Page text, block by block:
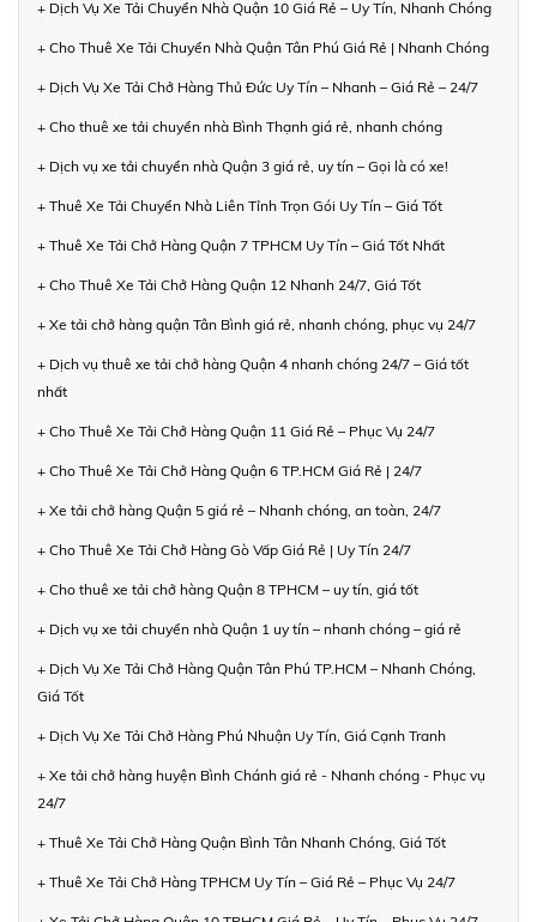
+ Dịch Vụ Xe Tải Chuyển Nhà Quận 10 Giá Rẻ – Uy Tín, Nhanh Chóng
+ Cho Thuê Xe Tải Chuyển Nhà Quận Tân Phú Giá Rẻ | Nhanh Chóng
+ Dịch Vụ Xe Tải Chở Hàng Thủ Đức Uy Tín – Nhanh – Giá Rẻ – 24/7
+ Cho thuê xe tải chuyển nhà Bình Thạnh giá rẻ, nhanh chóng
+ Dịch vụ xe tải chuyển nhà Quận 3 giá rẻ, uy tín – Gọi là có xe!
+ Thuê Xe Tải Chuyển Nhà Liên Tỉnh Trọn Gói Uy Tín – Giá Tốt
+ Thuê Xe Tải Chở Hàng Quận 7 TPHCM Uy Tín – Giá Tốt Nhất
+ Cho Thuê Xe Tải Chở Hàng Quận 12 Nhanh 24/7, Giá Tốt
+ Xe tải chở hàng quận Tân Bình giá rẻ, nhanh chóng, phục vụ 24/7
+ Dịch vụ thuê xe tải chở hàng Quận 4 nhanh chóng 24/7 – Giá tốt
nhất
+ Cho Thuê Xe Tải Chở Hàng Quận 11 Giá Rẻ – Phục Vụ 24/7
+ Cho Thuê Xe Tải Chở Hàng Quận 6 TP.HCM Giá Rẻ | 24/7
+ Xe tải chở hàng Quận 5 giá rẻ – Nhanh chóng, an toàn, 24/7
+ Cho Thuê Xe Tải Chở Hàng Gò Vấp Giá Rẻ | Uy Tín 24/7
+ Cho thuê xe tải chở hàng Quận 8 TPHCM – uy tín, giá tốt
+ Dịch vụ xe tải chuyển nhà Quận 1 uy tín – nhanh chóng – giá rẻ
+ Dịch Vụ Xe Tải Chở Hàng Quận Tân Phú TP.HCM – Nhanh Chóng,
Giá Tốt
+ Dịch Vụ Xe Tải Chở Hàng Phú Nhuận Uy Tín, Giá Cạnh Tranh
+ Xe tải chở hàng huyện Bình Chánh giá rẻ - Nhanh chóng - Phục vụ
24/7
+ Thuê Xe Tải Chở Hàng Quận Bình Tân Nhanh Chóng, Giá Tốt
+ Thuê Xe Tải Chở Hàng TPHCM Uy Tín – Giá Rẻ – Phục Vụ 24/7